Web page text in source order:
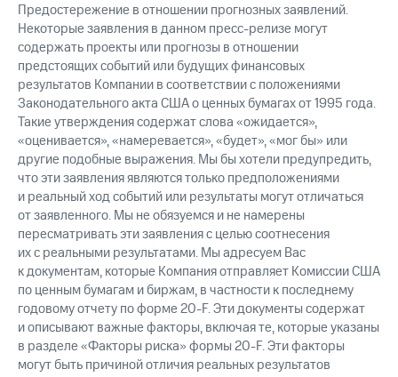
Предостережение в отношении прогнозных заявлений.
Некоторые заявления в данном пресс-релизе могут
содержать проекты или прогнозы в отношении
предстоящих событий или будущих финансовых
результатов Компании в соответствии с положениями
Законодательного акта США о ценных бумагах от 1995 года.
Такие утверждения содержат слова «ожидается»,
«оценивается», «намеревается», «будет», «мог бы» или
другие подобные выражения. Мы бы хотели предупредить,
что эти заявления являются только предположениями
и реальный ход событий или результаты могут отличаться
от заявленного. Мы не обязуемся и не намерены
пересматривать эти заявления с целью соотнесения
их с реальными результатами. Мы адресуем Вас
к документам, которые Компания отправляет Комиссии США
по ценным бумагам и биржам, в частности к последнему
годовому отчету по форме 20-F. Эти документы содержат
и описывают важные факторы, включая те, которые указаны
в разделе «Факторы риска» формы 20-F. Эти факторы
могут быть причиной отличия реальных результатов